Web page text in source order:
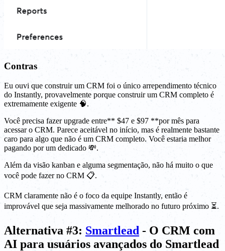
Contras
Eu ouvi que construir um CRM foi o único arrependimento técnico
do Instantly, provavelmente porque construir um CRM completo é
extremamente exigente 🧠.
Você precisa fazer upgrade entre** $47 e $97 **por mês para
acessar o CRM. Parece aceitável no início, mas é realmente bastante
caro para algo que não é um CRM completo. Você estaria melhor
pagando por um dedicado 💸.
Além da visão kanban e alguma segmentação, não há muito o que
você pode fazer no CRM 📋.
CRM claramente não é o foco da equipe Instantly, então é
improvável que seja massivamente melhorado no futuro próximo ⏳.
Alternativa #3: Smartlead - O CRM com
AI para usuários avançados do Smartlead